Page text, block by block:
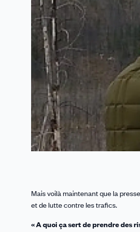
Mais voilà maintenant que la
et de lutte contre les trafics.
« A quoi ça sert de prendre des